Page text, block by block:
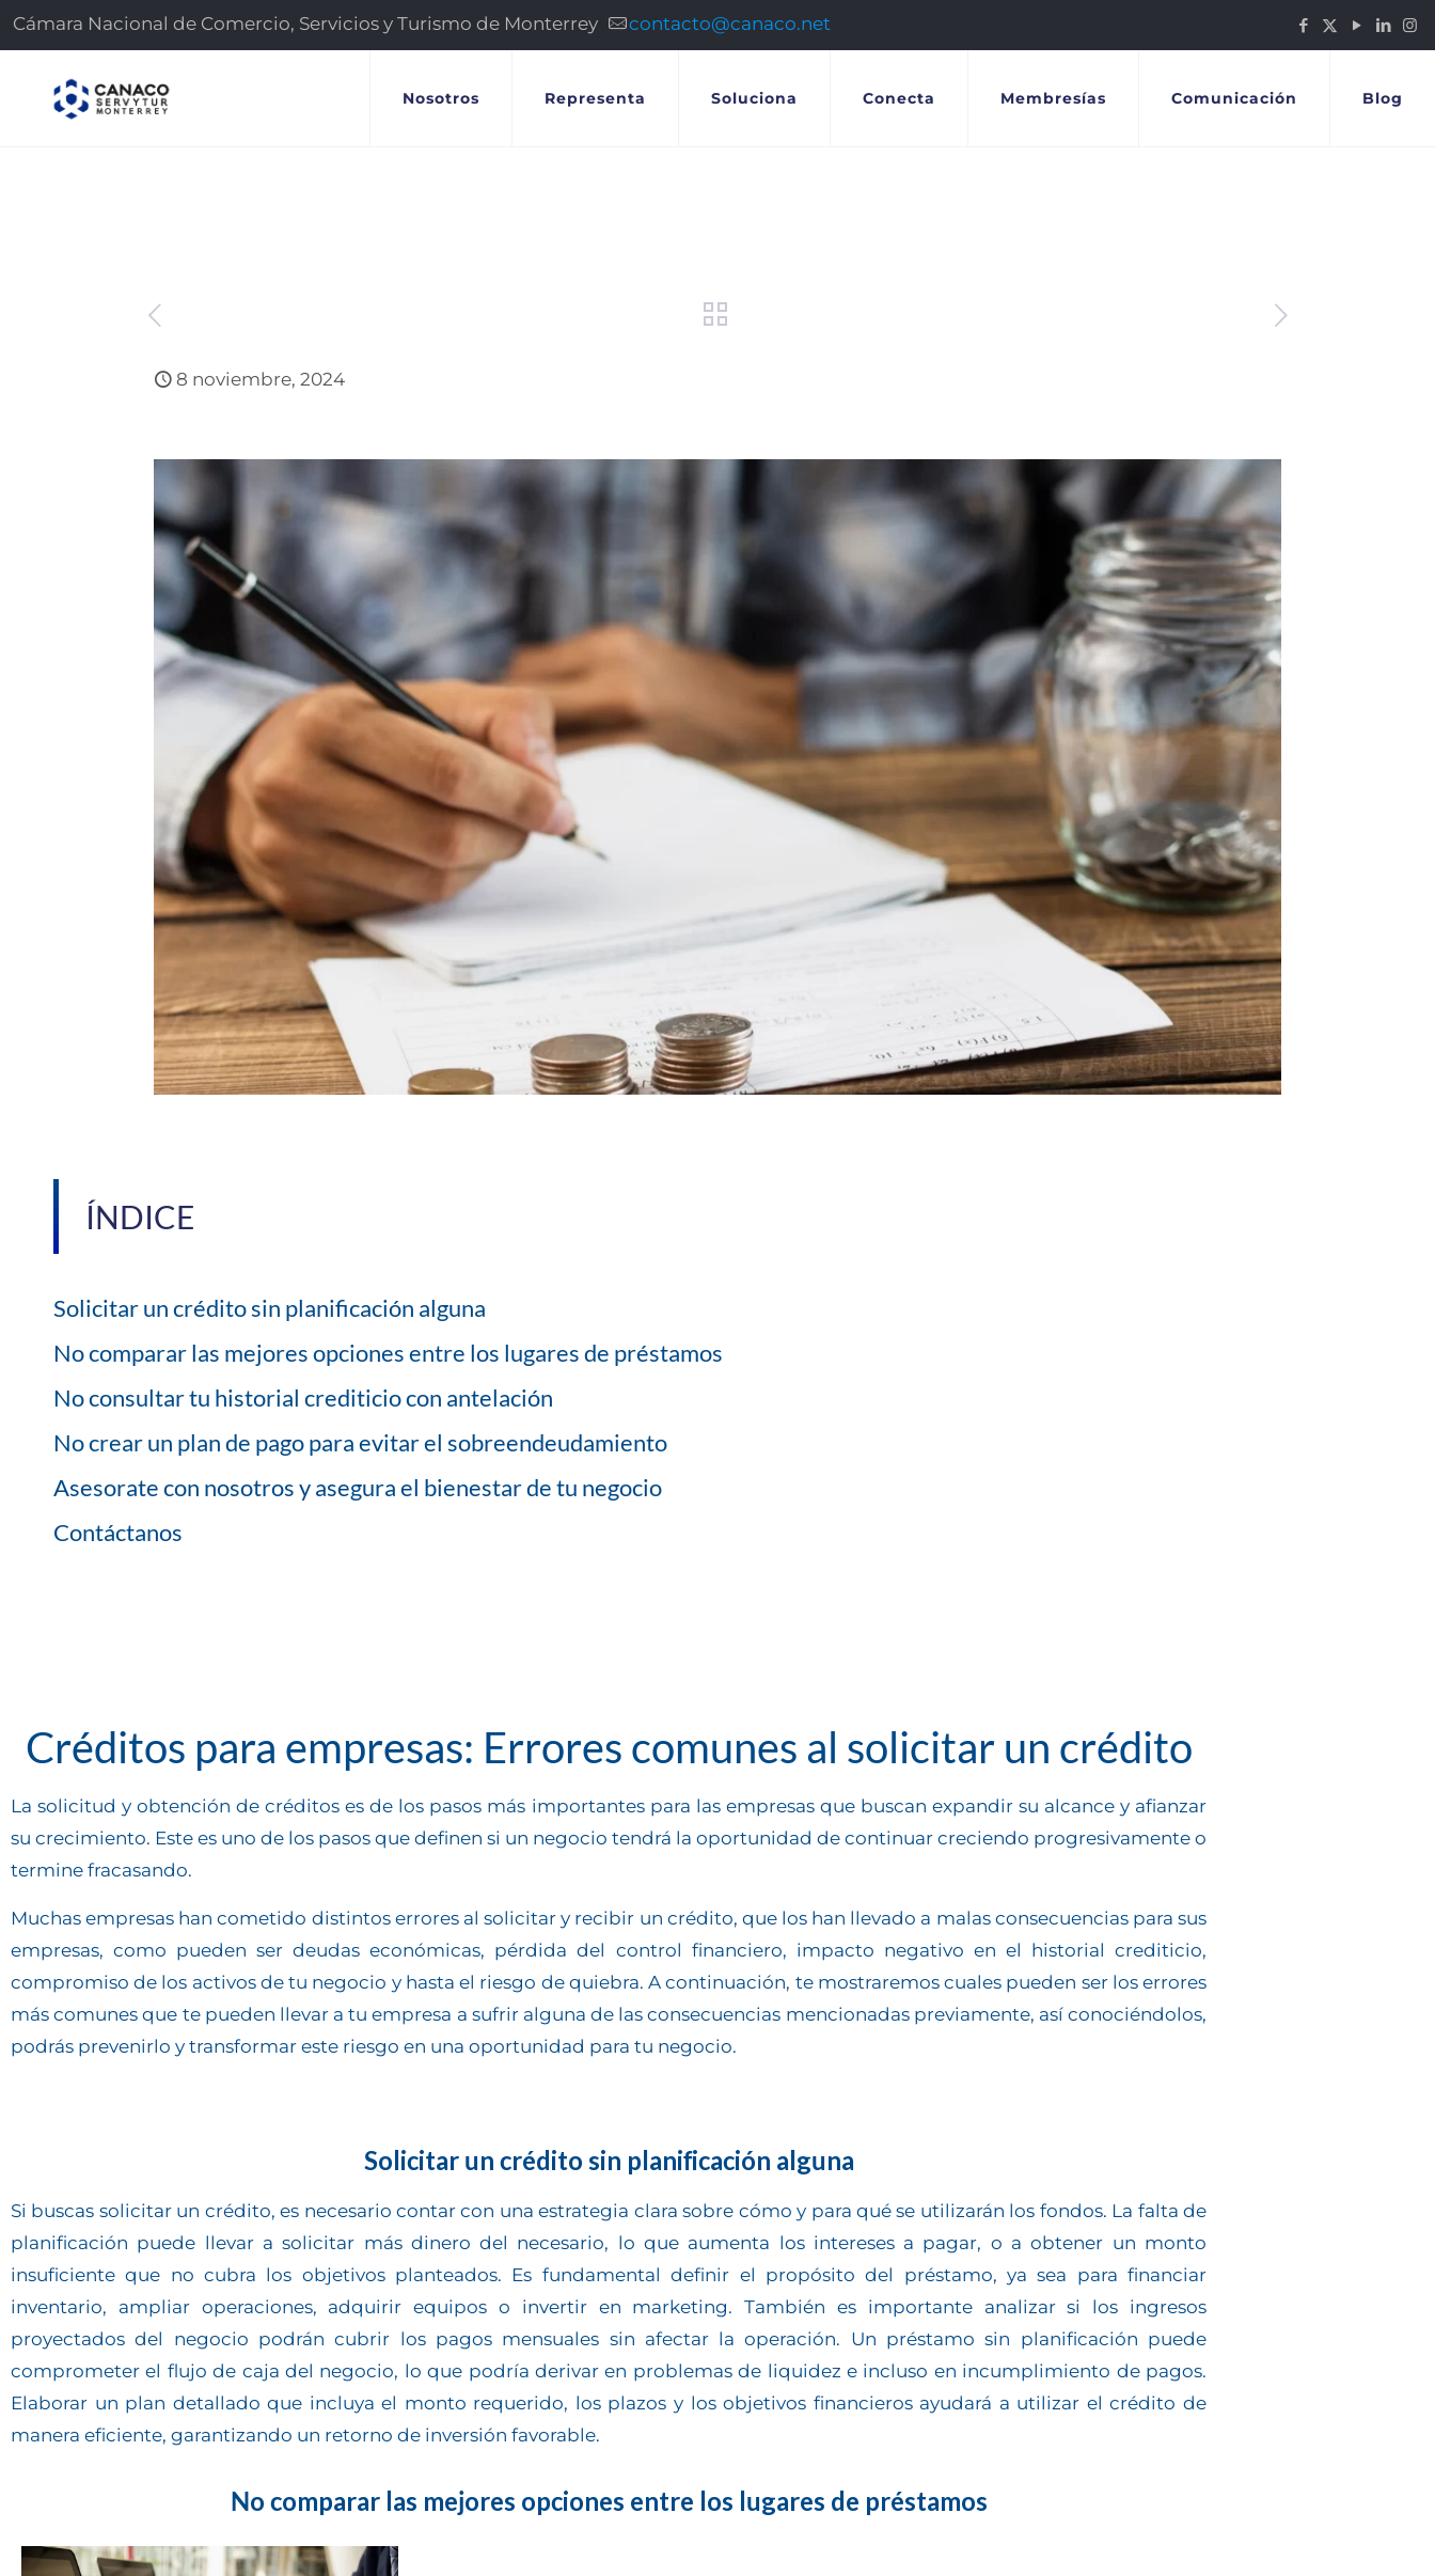
Cámara Nacional de Comercio, Servicios y Turismo de Monterrey contacto@canaco.net
Nosotros Representa Soluciona Conecta Membresías Comunicación Blog
8 noviembre, 2024
ÍNDICE
Solicitar un crédito sin planificación alguna
No comparar las mejores opciones entre los lugares de préstamos
No consultar tu historial crediticio con antelación
No crear un plan de pago para evitar el sobreendeudamiento
Asesorate con nosotros y asegura el bienestar de tu negocio
Contáctanos
Créditos para empresas: Errores comunes al solicitar un crédito
La solicitud y obtención de créditos es de los pasos más importantes para las empresas que buscan expandir su alcance y afianzar
su crecimiento. Este es uno de los pasos que definen si un negocio tendrá la oportunidad de continuar creciendo progresivamente o
termine fracasando.
Muchas empresas han cometido distintos errores al solicitar y recibir un crédito, que los han llevado a malas consecuencias para sus
empresas, como pueden ser deudas económicas, pérdida del control financiero, impacto negativo en el historial crediticio,
compromiso de los activos de tu negocio y hasta el riesgo de quiebra. A continuación, te mostraremos cuales pueden ser los errores
más comunes que te pueden llevar a tu empresa a sufrir alguna de las consecuencias mencionadas previamente, así conociéndolos,
podrás prevenirlo y transformar este riesgo en una oportunidad para tu negocio.
Solicitar un crédito sin planificación alguna
Si buscas solicitar un crédito, es necesario contar con una estrategia clara sobre cómo y para qué se utilizarán los fondos. La falta de
planificación puede llevar a solicitar más dinero del necesario, lo que aumenta los intereses a pagar, o a obtener un monto
insuficiente que no cubra los objetivos planteados. Es fundamental definir el propósito del préstamo, ya sea para financiar
inventario, ampliar operaciones, adquirir equipos o invertir en marketing. También es importante analizar si los ingresos
proyectados del negocio podrán cubrir los pagos mensuales sin afectar la operación. Un préstamo sin planificación puede
comprometer el flujo de caja del negocio, lo que podría derivar en problemas de liquidez e incluso en incumplimiento de pagos.
Elaborar un plan detallado que incluya el monto requerido, los plazos y los objetivos financieros ayudará a utilizar el crédito de
manera eficiente, garantizando un retorno de inversión favorable.
No comparar las mejores opciones entre los lugares de préstamos